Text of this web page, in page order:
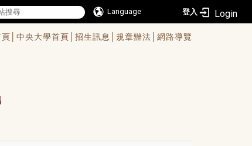
Language 登入
│ 中央大學首頁│ 招生訊息│ 規章辦法│ 網路導覽